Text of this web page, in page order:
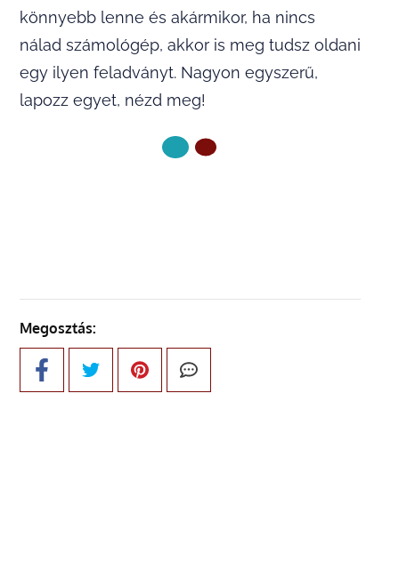
könnyebb lenne és akármikor, ha nincs
nálad számológép, akkor is meg tudsz oldani
egy ilyen feladványt. Nagyon egyszerű,
lapozz egyet, nézd meg!
Megosztás: